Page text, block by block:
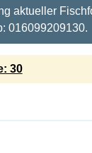
aktueller
016099209130.
30